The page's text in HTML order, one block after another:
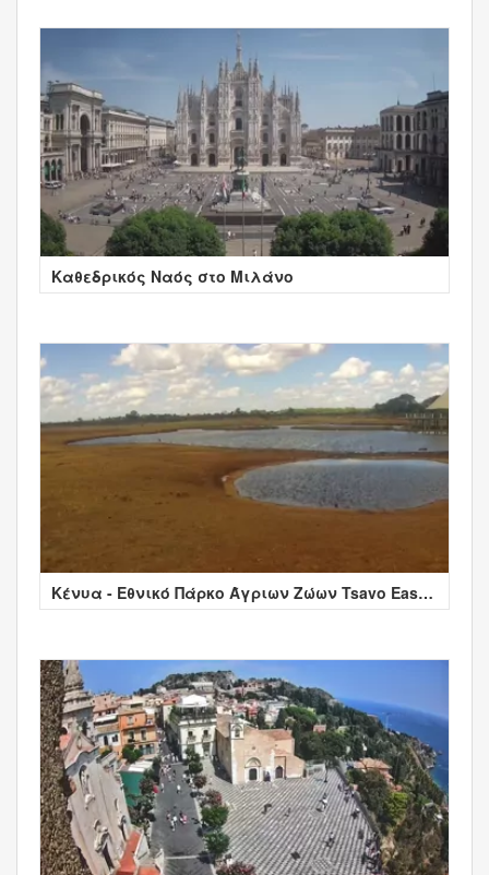
Καθεδρικός Ναός στο Μιλάνο
Κένυα - Εθνικό Πάρκο Άγριων Ζώων Tsavo East
Kenya